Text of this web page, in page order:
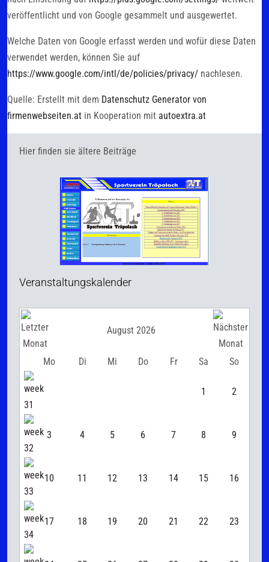
veröffentlicht und von Google gesammelt und ausgewertet.
Welche Daten von Google erfasst werden und wofür diese Daten
verwendet werden, können Sie auf
https://www.google.com/intl/de/policies/privacy/ nachlesen.
Quelle: Erstellt mit dem Datenschutz Generator von
firmenwebseiten.at in Kooperation mit autoextra.at
Hier finden sie ältere Beiträge
Veranstaltungskalender
August 2026
Mo Di Mi Do Fr Sa So
1 2
3 4 5 6 7 8 9
10 11 12 13 14 15 16
17 18 19 20 21 22 23